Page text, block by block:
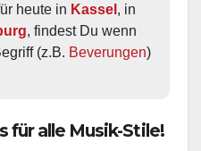
heute in Kassel
, findest Du wenn
(z.B. Beverungen)
für alle Musik-Stile!